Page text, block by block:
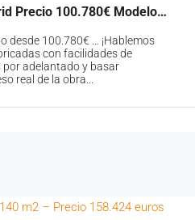
Casa Prefabricada Madrid Precio 100.780€ Modelo 96m2
desde 100.780€ ... ¡Hablemos
con facilidades de
por adelantado y basar
real de la obra...